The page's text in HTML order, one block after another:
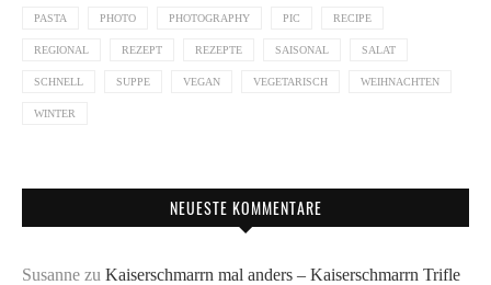
PASTA PHOTO PHOTOGRAPHY PIC RECIPE
REGIONAL REZEPT REZEPTE SAISONAL SALAT
SCHNELL SUPPE VEGAN VEGETARISCH WEIHNACHTEN
WINTER
NEUESTE KOMMENTARE
Susanne zu Kaiserschmarrn mal anders – Kaiserschmarrn Trifle